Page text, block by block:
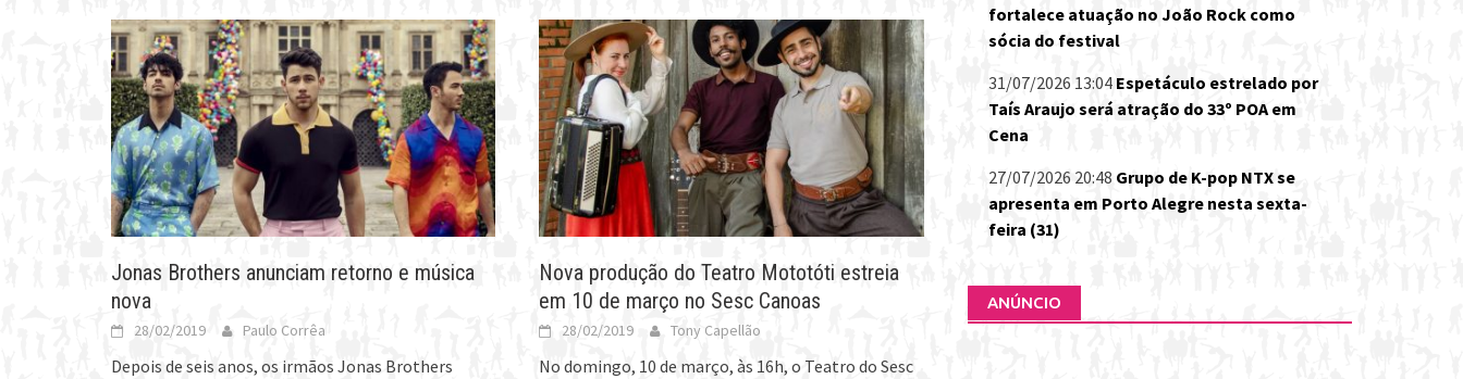
Jonas Brothers anunciam retorno e música
nova
28/02/2019 Paulo Corrêa
Depois de seis anos, os irmãos Jonas Brothers
Nova produção do Teatro Mototóti estreia
em 10 de março no Sesc Canoas
28/02/2019 Tony Capellão
No domingo, 10 de março, às 16h, o Teatro do Sesc
fortalece atuação no João Rock como
sócia do festival
31/07/2026 13:04 Espetáculo estrelado por
Taís Araujo será atração do 33º POA em
Cena
27/07/2026 20:48 Grupo de K-pop NTX se
apresenta em Porto Alegre nesta sexta-
feira (31)
ANÚNCIO